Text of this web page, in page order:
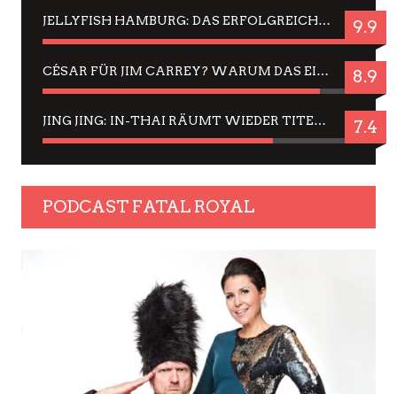
JELLYFISH HAMBURG: DAS ERFOLGREICHE SOMMER-MENÜ 2025 IN GEFÜHLEN UND BILDERN 9.9
CÉSAR FÜR JIM CARREY? WARUM DAS EINER DER NERVIGSTEN ACTORS IST UND BLEIBT 8.9
JING JING: IN-THAI RÄUMT WIEDER TITEL AB – EIN ZWEI-STUNDEN-ERLEBNISBERICHT 7.4
PODCAST FATAL ROYAL